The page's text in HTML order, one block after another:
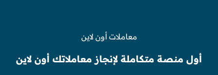
معاملات أون لاين
أول منصة متكاملة لإنجاز معاملاتك أون لاين